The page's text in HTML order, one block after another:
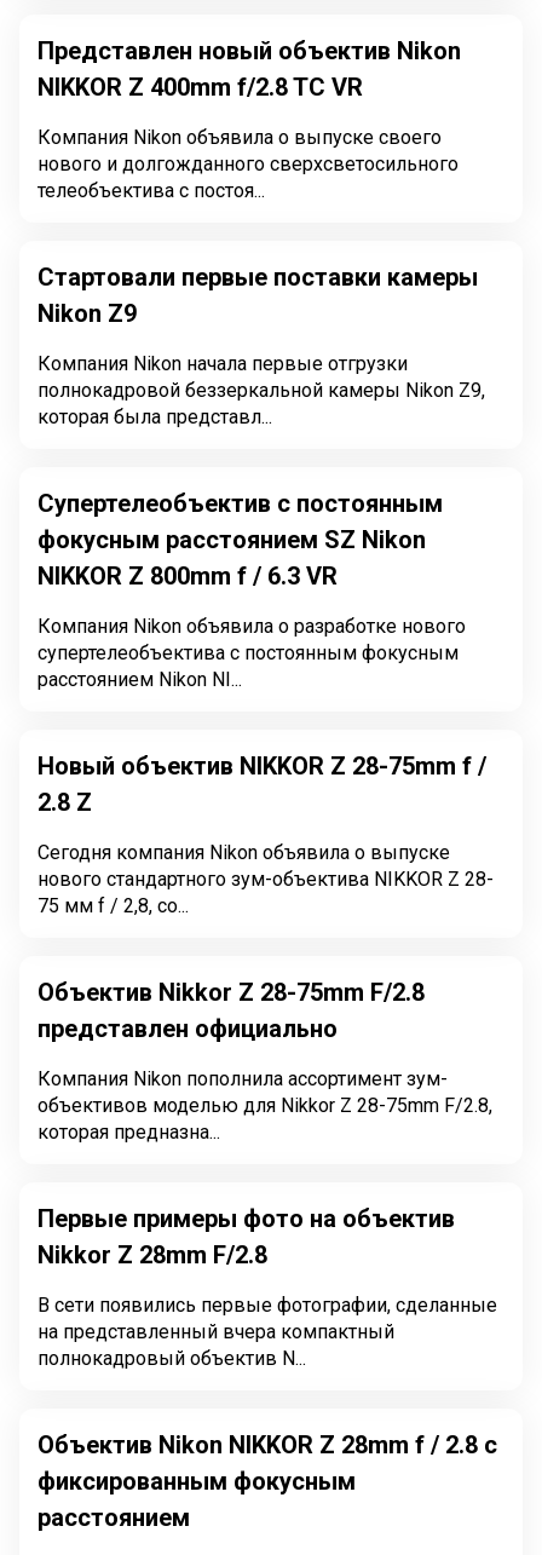
Представлен новый объектив Nikon
NIKKOR Z 400mm f/2.8 TC VR
Компания Nikon объявила о выпуске своего
нового и долгожданного сверхсветосильного
телеобъектива с постоя...
Стартовали первые поставки камеры
Nikon Z9
Компания Nikon начала первые отгрузки
полнокадровой беззеркальной камеры Nikon Z9,
которая была представл...
Супертелеобъектив с постоянным
фокусным расстоянием SZ Nikon
NIKKOR Z 800mm f / 6.3 VR
Компания Nikon объявила о разработке нового
супертелеобъектива с постоянным фокусным
расстоянием Nikon NI...
Новый объектив NIKKOR Z 28-75mm f /
2.8 Z
Сегодня компания Nikon объявила о выпуске
нового стандартного зум-объектива NIKKOR Z 28-
75 мм f / 2,8, со...
Объектив Nikkor Z 28-75mm F/2.8
представлен официально
Компания Nikon пополнила ассортимент зум-
объективов моделью для Nikkor Z 28-75mm F/2.8,
которая предназна...
Первые примеры фото на объектив
Nikkor Z 28mm F/2.8
В сети появились первые фотографии, сделанные
на представленный вчера компактный
полнокадровый объектив N...
Объектив Nikon NIKKOR Z 28mm f / 2.8 с
фиксированным фокусным
расстоянием